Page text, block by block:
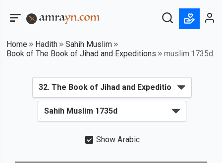
Home Hadith
Sahih Muslim
Book of The Book of Jihad and Expeditions
muslim:1735d
Show Arabic